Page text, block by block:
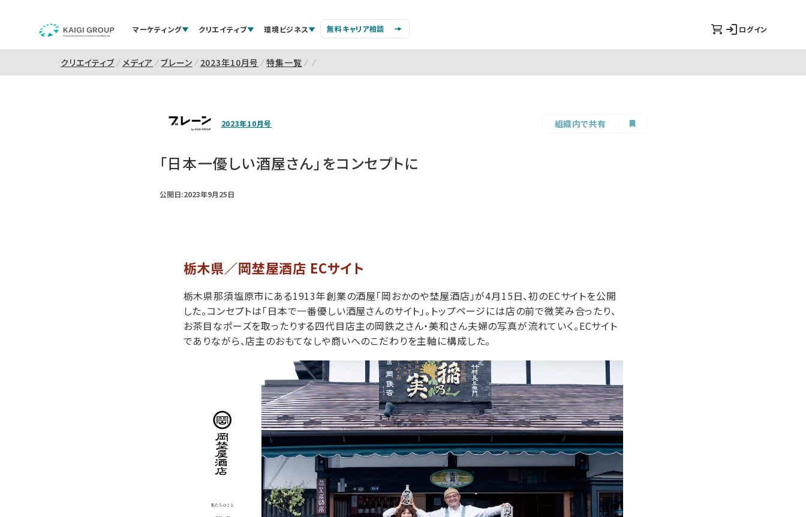
マーケティング クリエイティブ 環境ビジネス 無料キャリア相談 ログイン
クリエイティブ メディア ブレーン 2023年10月号 特集一覧
2023年10月号 組織内で共有
「日本一優しい酒屋さん」をコンセプトに
公開日:2023年9月25日
栃木県／岡埜屋酒店 ECサイト
栃木県那須塩原市にある1913年創業の酒屋「岡おかのや埜屋酒店」が4月15日、初のECサイトを公開
した。コンセプトは「日本で一番優しい酒屋さんのサイト」。トップページには店の前で微笑み合ったり、
お茶目なポーズを取ったりする四代目店主の岡鉄之さん・美和さん夫婦の写真が流れていく。ECサイト
でありながら、店主のおもてなしや商いへのこだわりを主軸に構成した。